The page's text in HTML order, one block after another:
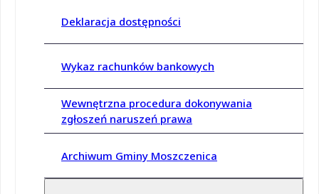
Deklaracja dostępności
Wykaz rachunków bankowych
Wewnętrzna procedura dokonywania
zgłoszeń naruszeń prawa
Archiwum Gminy Moszczenica